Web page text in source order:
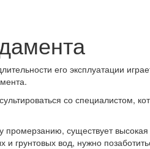
его эксплуатации
со специалистом,
промерзанию, существует
грунтовых вод, нужно